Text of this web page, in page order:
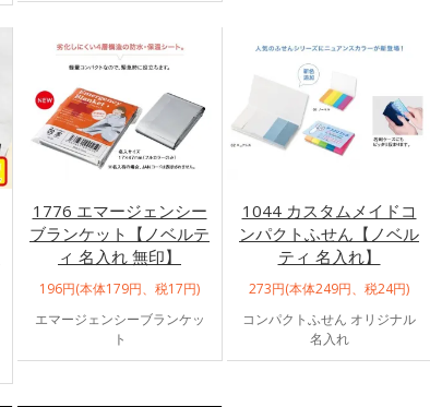
1776 エマージェンシー
ブランケット【ノベルテ
ィ 名入れ 無印】
196円(本体179円、税17円)
エマージェンシーブランケッ
ト
1044 カスタムメイドコ
ンパクトふせん【ノベル
ティ 名入れ】
273円(本体249円、税24円)
コンパクトふせん オリジナル
名入れ